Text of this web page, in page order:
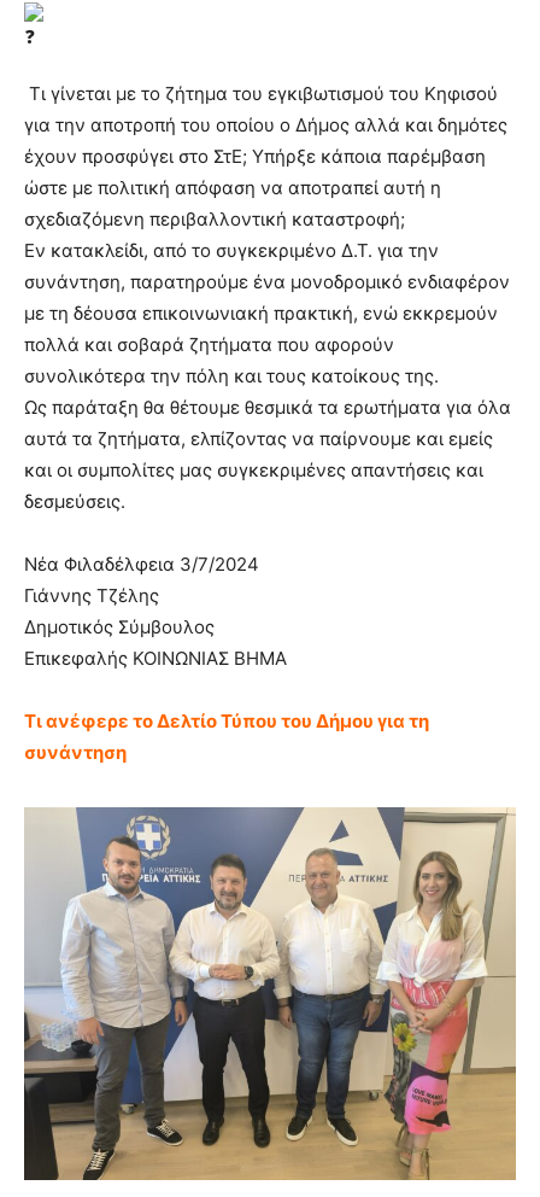
Τι γίνεται με το ζήτημα του εγκιβωτισμού του Κηφισού
για την αποτροπή του οποίου ο Δήμος αλλά και δημότες
έχουν προσφύγει στο ΣτΕ; Υπήρξε κάποια παρέμβαση
ώστε με πολιτική απόφαση να αποτραπεί αυτή η
σχεδιαζόμενη περιβαλλοντική καταστροφή;
Εν κατακλείδι, από το συγκεκριμένο Δ.Τ. για την
συνάντηση, παρατηρούμε ένα μονοδρομικό ενδιαφέρον
με τη δέουσα επικοινωνιακή πρακτική, ενώ εκκρεμούν
πολλά και σοβαρά ζητήματα που αφορούν
συνολικότερα την πόλη και τους κατοίκους της.
Ως παράταξη θα θέτουμε θεσμικά τα ερωτήματα για όλα
αυτά τα ζητήματα, ελπίζοντας να παίρνουμε και εμείς
και οι συμπολίτες μας συγκεκριμένες απαντήσεις και
δεσμεύσεις.
Νέα Φιλαδέλφεια 3/7/2024
Γιάννης Τζέλης
Δημοτικός Σύμβουλος
Επικεφαλής ΚΟΙΝΩΝΙΑΣ ΒΗΜΑ
Τι ανέφερε το Δελτίο Τύπου του Δήμου για τη
συνάντηση